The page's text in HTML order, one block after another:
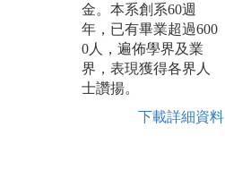
金。本系創系60週
年，已有畢業超過600
0人，遍佈學界及業
界，表現獲得各界人
士讚揚。
下載詳細資料